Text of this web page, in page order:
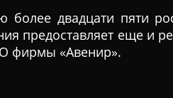
двадцати пяти
предоставляет еще и
фирмы «Авенир».